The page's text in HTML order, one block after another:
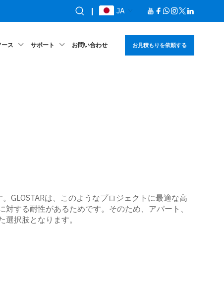
| JA
ース サポート お問い合わせ お見積もりを依頼する
GLOSTARは、このようなプロジェクトに最適な高
する耐性があるためです。そのため、アパート、
択肢となります。